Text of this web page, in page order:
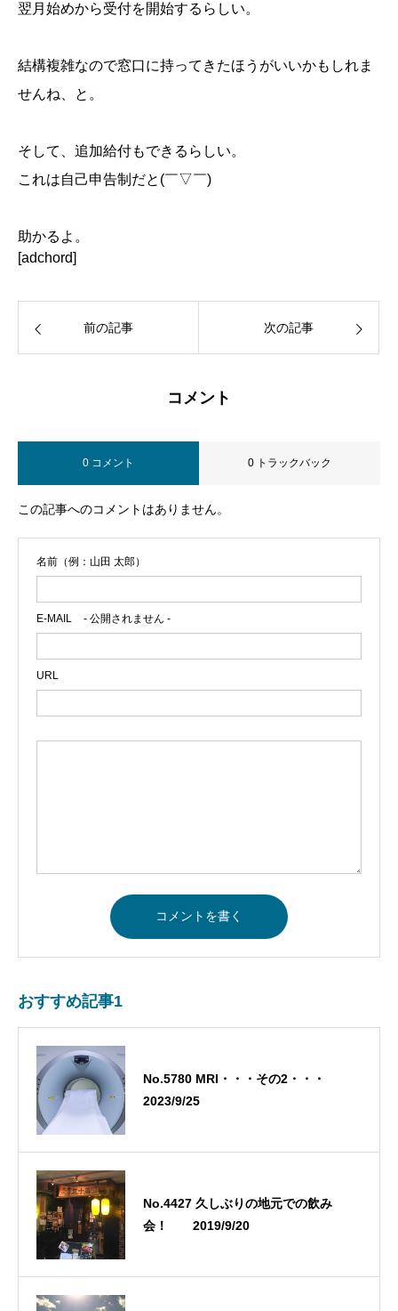
翌月始めから受付を開始するらしい。
結構複雑なので窓口に持ってきたほうがいいかもしれま
せんね、と。
そして、追加給付もできるらしい。
これは自己申告制だと(￣▽￣)
助かるよ。
[adchord]
前の記事 次の記事
コメント
0 コメント 0 トラックバック
この記事へのコメントはありません。
名前（例：山田 太郎）
E-MAIL - 公開されません -
URL
おすすめ記事1
No.5780 MRI・・・その2・・・
2023/9/25
No.4427 久しぶりの地元での飲み
会！ 2019/9/20